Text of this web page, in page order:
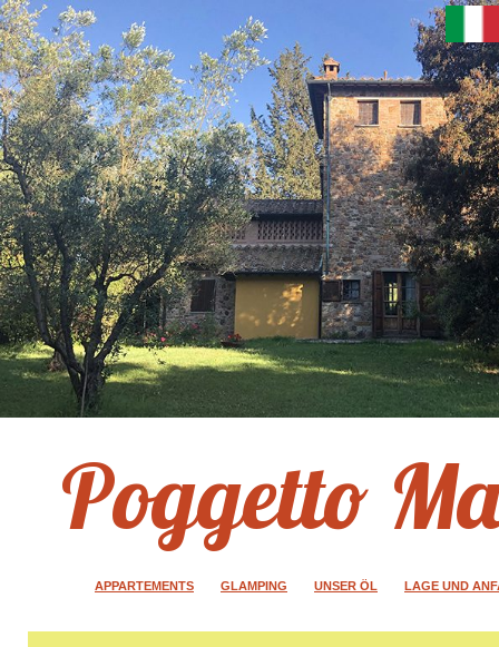
Poggetto
APPARTEMENTS GLAMPING UNSER ÖL LAGE UND